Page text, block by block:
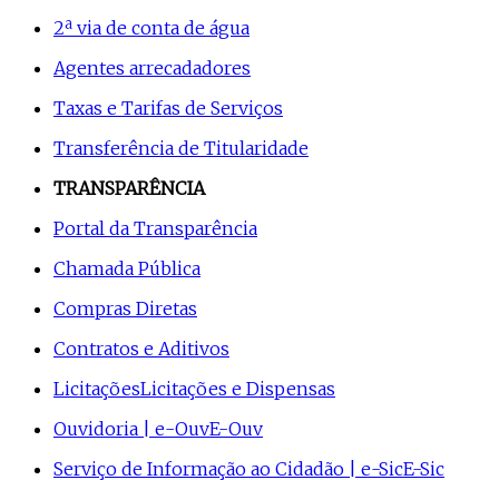
2ª via de conta de água
Agentes arrecadadores
Taxas e Tarifas de Serviços
Transferência de Titularidade
TRANSPARÊNCIA
Portal da Transparência
Chamada Pública
Compras Diretas
Contratos e Aditivos
LicitaçõesLicitações e Dispensas
Ouvidoria | e-OuvE-Ouv
Serviço de Informação ao Cidadão | e-SicE-Sic